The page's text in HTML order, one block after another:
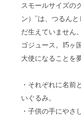
スモールサイズの
ン）”は、つるん
だ生えていません
ゴジュース。15ヶ
大使になることを
・それぞれに名
いぐるみ。
・子供の手にやさ